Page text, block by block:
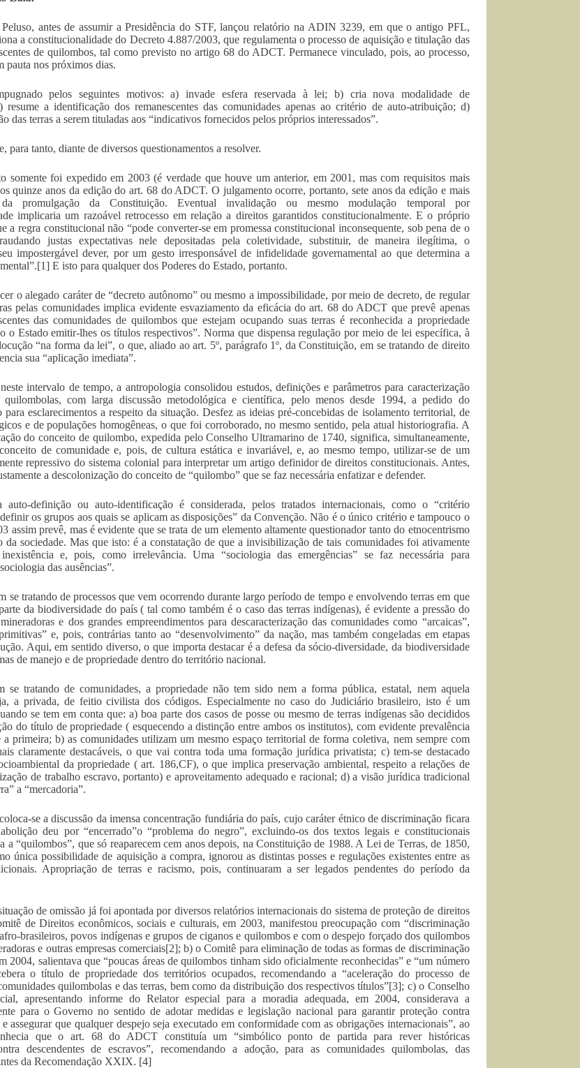
antes de assumir a Presidência do STF, lançou relatório na ADIN 3239, em que o antigo PFL,
a constitucionalidade do Decreto 4.887/2003, que regulamenta o processo de aquisição e titulação das
de quilombos, tal como previsto no artigo 68 do ADCT. Permanece vinculado, pois, ao processo,
pauta nos próximos dias.
pelos seguintes motivos: a) invade esfera reservada à lei; b) cria nova modalidade de
resume a identificação dos remanescentes das comunidades apenas ao critério de auto-atribuição; d)
das terras a serem tituladas aos “indicativos fornecidos pelos próprios interessados”.
para tanto, diante de diversos questionamentos a resolver.
somente foi expedido em 2003 (é verdade que houve um anterior, em 2001, mas com requisitos mais
quinze anos da edição do art. 68 do ADCT. O julgamento ocorre, portanto, sete anos da edição e mais
promulgação da Constituição. Eventual invalidação ou mesmo modulação temporal por
implicaria um razoável retrocesso em relação a direitos garantidos constitucionalmente. E o próprio
a regra constitucional não “pode converter-se em promessa constitucional inconsequente, sob pena de o
justas expectativas nele depositadas pela coletividade, substituir, de maneira ilegítima, o
impostergável dever, por um gesto irresponsável de infidelidade governamental ao que determina a
E isto para qualquer dos Poderes do Estado, portanto.
o alegado caráter de “decreto autônomo” ou mesmo a impossibilidade, por meio de decreto, de regular
pelas comunidades implica evidente esvaziamento da eficácia do art. 68 do ADCT que prevê apenas
das comunidades de quilombos que estejam ocupando suas terras é reconhecida a propriedade
o Estado emitir-lhes os títulos respectivos”. Norma que dispensa regulação por meio de lei específica, à
“na forma da lei”, o que, aliado ao art. 5º, parágrafo 1º, da Constituição, em se tratando de direito
sua “aplicação imediata”.
intervalo de tempo, a antropologia consolidou estudos, definições e parâmetros para caracterização
quilombolas, com larga discussão metodológica e científica, pelo menos desde 1994, a pedido do
esclarecimentos a respeito da situação. Desfez as ideias pré-concebidas de isolamento territorial, de
e de populações homogêneas, o que foi corroborado, no mesmo sentido, pela atual historiografia. A
do conceito de quilombo, expedida pelo Conselho Ultramarino de 1740, significa, simultaneamente,
de comunidade e, pois, de cultura estática e invariável, e, ao mesmo tempo, utilizar-se de um
repressivo do sistema colonial para interpretar um artigo definidor de direitos constitucionais. Antes,
a descolonização do conceito de “quilombo” que se faz necessária enfatizar e defender.
auto-definição ou auto-identificação é considerada, pelos tratados internacionais, como o “critério
os grupos aos quais se aplicam as disposições” da Convenção. Não é o único critério e tampouco o
assim prevê, mas é evidente que se trata de um elemento altamente questionador tanto do etnocentrismo
da sociedade. Mas que isto: é a constatação de que a invisibilização de tais comunidades foi ativamente
e, pois, como irrelevância. Uma “sociologia das emergências” se faz necessária para
das ausências”.
se tratando de processos que vem ocorrendo durante largo período de tempo e envolvendo terras em que
da biodiversidade do país ( tal como também é o caso das terras indígenas), é evidente a pressão do
e dos grandes empreendimentos para descaracterização das comunidades como “arcaicas”,
e, pois, contrárias tanto ao “desenvolvimento” da nação, mas também congeladas em etapas
Aqui, em sentido diverso, o que importa destacar é a defesa da sócio-diversidade, da biodiversidade
de manejo e de propriedade dentro do território nacional.
se tratando de comunidades, a propriedade não tem sido nem a forma pública, estatal, nem aquela
a privada, de feitio civilista dos códigos. Especialmente no caso do Judiciário brasileiro, isto é um
se tem em conta que: a) boa parte dos casos de posse ou mesmo de terras indígenas são decididos
do título de propriedade ( esquecendo a distinção entre ambos os institutos), com evidente prevalência
a primeira; b) as comunidades utilizam um mesmo espaço territorial de forma coletiva, nem sempre com
claramente destacáveis, o que vai contra toda uma formação jurídica privatista; c) tem-se destacado
da propriedade ( art. 186,CF), o que implica preservação ambiental, respeito a relações de
de trabalho escravo, portanto) e aproveitamento adequado e racional; d) a visão jurídica tradicional
a “mercadoria”.
se a discussão da imensa concentração fundiária do país, cujo caráter étnico de discriminação ficara
deu por “encerrado”o “problema do negro”, excluindo-os dos textos legais e constitucionais
a “quilombos”, que só reaparecem cem anos depois, na Constituição de 1988. A Lei de Terras, de 1850,
única possibilidade de aquisição a compra, ignorou as distintas posses e regulações existentes entre as
Apropriação de terras e racismo, pois, continuaram a ser legados pendentes do período da
de omissão já foi apontada por diversos relatórios internacionais do sistema de proteção de direitos
de Direitos econômicos, sociais e culturais, em 2003, manifestou preocupação com “discriminação
brasileiros, povos indígenas e grupos de ciganos e quilombos e com o despejo forçado dos quilombos
e outras empresas comerciais[2]; b) o Comitê para eliminação de todas as formas de discriminação
2004, salientava que “poucas áreas de quilombos tinham sido oficialmente reconhecidas” e “um número
o título de propriedade dos territórios ocupados, recomendando a “aceleração do processo de
quilombolas e das terras, bem como da distribuição dos respectivos títulos”[3]; c) o Conselho
apresentando informe do Relator especial para a moradia adequada, em 2004, considerava a
para o Governo no sentido de adotar medidas e legislação nacional para garantir proteção contra
assegurar que qualquer despejo seja executado em conformidade com as obrigações internacionais”, ao
que o art. 68 do ADCT constituía um “simbólico ponto de partida para rever históricas
descendentes de escravos”, recomendando a adoção, para as comunidades quilombolas, das
da Recomendação XXIX. [4]